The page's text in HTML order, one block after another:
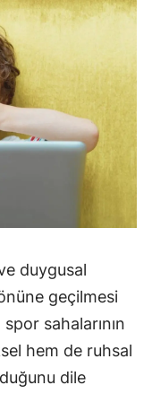
Kocaeli
Konya
Kütahya
Malatya
Manisa
Mardin
Muğla
Muş
Nevşehir
Niğde
duygusal
geçilmesi
sahalarının
hem de ruhsal
dile